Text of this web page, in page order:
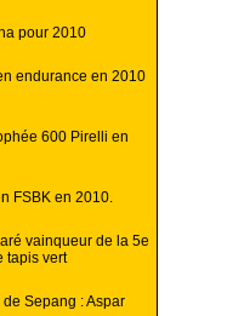
pour 2010
endurance en 2010
600 Pirelli en
FSBK en 2010.
vainqueur de la 5e
tapis vert
Sepang : Aspar